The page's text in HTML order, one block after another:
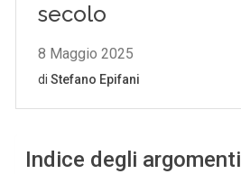
Indice degli argomenti